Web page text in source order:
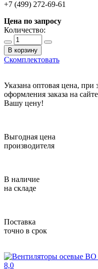
+7 (499) 272-69-61
Цена по запросу
Количество:
В корзину
Скомплектовать
Указана оптовая цена, при
оформления заказа на
Вашу цену!
Выгодная цена
производителя
В наличие
на складе
Поставка
точно в срок